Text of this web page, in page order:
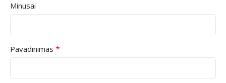
Minusai
Pavadinimas *